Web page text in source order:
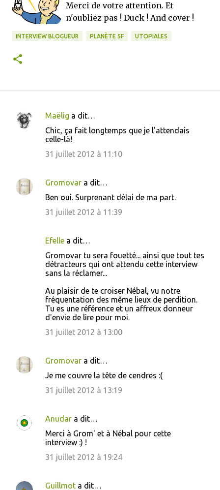
Merci de votre attention. Et
n'oubliez pas ! Duck ! And cover !
INTERVIEW BLOGUEUR PLANÈTE SF UTOPIALES
C
e
n
Maëlig a dit…
Chic, ça fait longtemps que je l'attendais
celle-là!
31 juillet 2012 à 11:10
Gromovar a dit…
Ben oui. Surprenant délai de ma part.
31 juillet 2012 à 11:39
Efelle a dit…
Gromovar tu sera fouetté... ainsi que tout tes
détracteurs qui ont attendu cette interview
sans la réclamer...
Au plaisir de te croiser Nébal, vu notre
fréquentation des même lieux de perdition.
Tu es une référence et un affreux donneur
d'envie de lire pour moi.
31 juillet 2012 à 13:00
Gromovar a dit…
Je me couvre la tête de cendres :(
31 juillet 2012 à 13:19
Anudar a dit…
Merci à Grom' et à Nébal pour cette
interview :) !
31 juillet 2012 à 19:24
Guillmot a dit…